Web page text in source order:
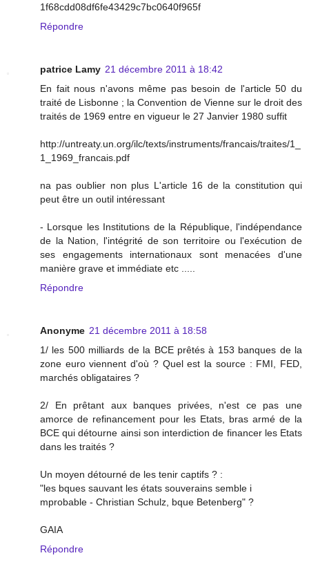
1f68cdd08df6fe43429c7bc0640f965f
Répondre
patrice Lamy 21 décembre 2011 à 18:42
En fait nous n'avons même pas besoin de l'article 50 du
traité de Lisbonne ; la Convention de Vienne sur le droit des
traités de 1969 entre en vigueur le 27 Janvier 1980 suffit
http://untreaty.un.org/ilc/texts/instruments/francais/traites/1_
1_1969_francais.pdf
na pas oublier non plus L'article 16 de la constitution qui
peut être un outil intéressant
- Lorsque les Institutions de la République, l'in­dépendance
de la Nation, l'intégrité de son territoire ou l'exécution de
ses engagements internationaux sont menacées d'une
manière grave et immédiate etc .....
Répondre
Anonyme 21 décembre 2011 à 18:58
1/ les 500 milliards de la BCE prêtés à 153 banques de la
zone euro viennent d'où ? Quel est la source : FMI, FED,
marchés obligataires ?
2/ En prêtant aux banques privées, n'est ce pas une
amorce de refinancement pour les Etats, bras armé de la
BCE qui détourne ainsi son interdiction de financer les Etats
dans les traités ?
Un moyen détourné de les tenir captifs ? :
"les bques sauvant les états souverains semble i
mprobable - Christian Schulz, bque Betenberg" ?
GAIA
Répondre